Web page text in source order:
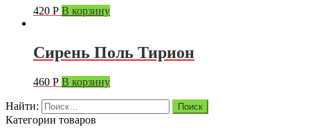
420 Р В корзину
Сирень Поль Тирион
460 Р В корзину
Найти:
Категории товаров